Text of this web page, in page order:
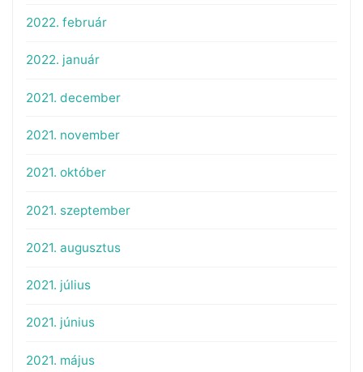
2022. február
2022. január
2021. december
2021. november
2021. október
2021. szeptember
2021. augusztus
2021. július
2021. június
2021. május